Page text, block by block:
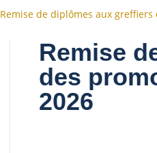
Remise de diplômes aux
Remise
des
2026